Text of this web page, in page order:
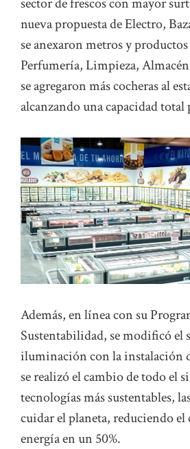
nueva propuesta de Electro,
se anexaron metros y productos
Perfumería, Limpieza,
se agregaron más cocheras al
alcanzando una capacidad total
Además, en línea con su
Sustentabilidad, se modificó el
iluminación con la instalación
se realizó el cambio de todo el
tecnologías más sustentables,
cuidar el planeta, reduciendo el
energía en un 50%.